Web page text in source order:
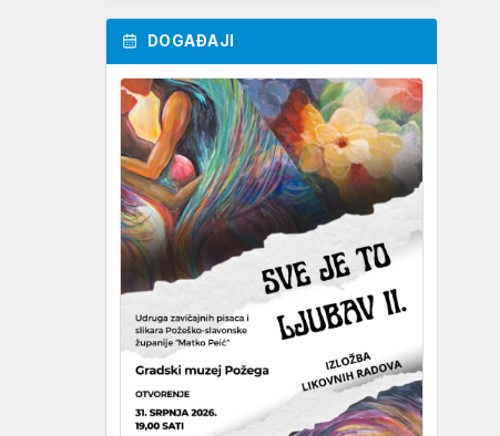
DOGAĐAJI